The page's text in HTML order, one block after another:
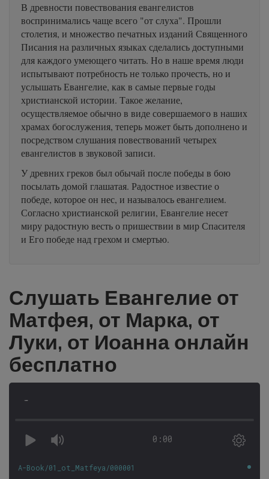
В древности повествования евангелистов
воспринимались чаще всего "от слуха". Прошли
столетия, и множество печатных изданий Священного
Писания на различных языках сделались доступными
для каждого умеющего читать. Но в наше время люди
испытывают потребность не только прочесть, но и
услышать Евангелие, как в самые первые годы
христианской истории. Такое желание,
осуществляемое обычно в виде совершаемого в наших
храмах богослужения, теперь может быть дополнено и
посредством слушания повествований четырех
евангелистов в звуковой записи.
У древних греков был обычай после победы в бою
посылать домой глашатая. Радостное известие о
победе, которое он нес, и называлось евангелием.
Согласно христианской религии, Евангелие несет
миру радостную весть о пришествии в мир Спасителя
и Его победе над грехом и смертью.
Слушать Евангелие от
Матфея, от Марка, от
Луки, от Иоанна онлайн
бесплатно
-
0:00
A-Book/01_ot_Matfeya/000001